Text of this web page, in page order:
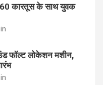
60 कारतूस के साथ युवक
फॉल्ट लोकेशन मशीन,